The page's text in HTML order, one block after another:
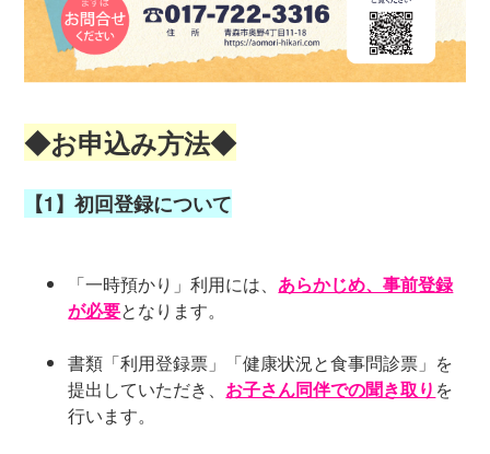
◆お申込み方法◆
【1】初回登録について
「一時預かり」利用には、 あらかじめ、事前登録
が必要となります。
書類「利用登録票」「健康状況と食事問診票」を
提出していただき、 お子さん同伴での聞き取り を
行います。